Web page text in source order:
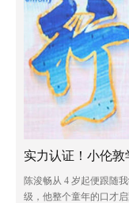
陈浚畅从 4 岁起便跟随
级，他整个童年的口才